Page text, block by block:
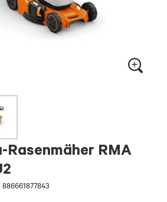
Rasenmäher RMA
886661877843